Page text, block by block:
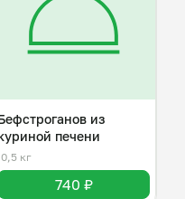
из
печени
0,5 кг
740 ₽